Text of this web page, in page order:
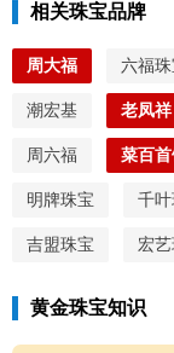
相关珠宝品牌
周大福 六福珠
潮宏基 老凤祥
周六福 菜百
明牌珠宝 千
吉盟珠宝 宏
黄金珠宝知识